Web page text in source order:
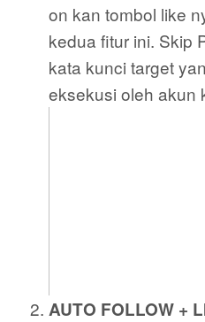
on kan tombol like
kedua fitur ini. Skip
kata kunci target
eksekusi oleh akun
AUTO FOLLOW +